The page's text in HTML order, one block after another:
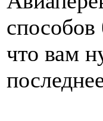
что вам